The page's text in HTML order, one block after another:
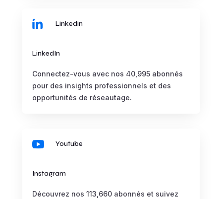
 Linkedin
LinkedIn
Connectez-vous avec nos 40,995 abonnés
pour des insights professionnels et des
opportunités de réseautage.
 Youtube
Instagram
Découvrez nos 113,660 abonnés et suivez